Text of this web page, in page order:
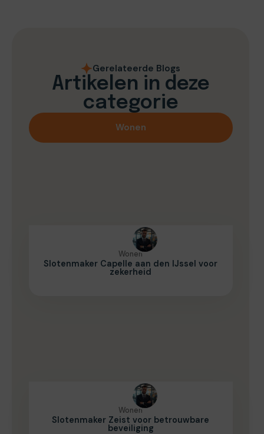
Gerelateerde Blogs
Artikelen in deze
categorie
Wonen
Wonen
Slotenmaker Capelle aan den IJssel voor
zekerheid
Wonen
Slotenmaker Zeist voor betrouwbare
beveiliging